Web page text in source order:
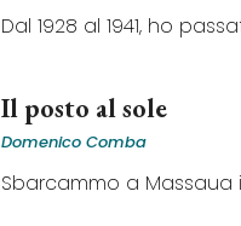
Dal 1928 al 1941, ho
Il posto al sole
Domenico Comba
Sbarcammo a Massaua